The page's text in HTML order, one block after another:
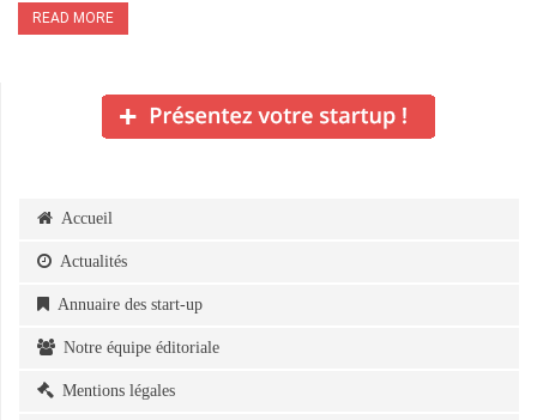
READ MORE
Accueil
Actualités
Annuaire des start-up
Notre équipe éditoriale
Mentions légales